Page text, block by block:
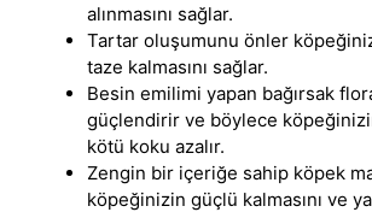
alınmasını sağlar.
Tartar oluşumunu önler
taze kalmasını sağlar.
Besin emilimi yapan bağırsak
güçlendirir ve böylece
kötü koku azalır.
Zengin bir içeriğe sahip köpek
köpeğinizin güçlü kalmasını ve